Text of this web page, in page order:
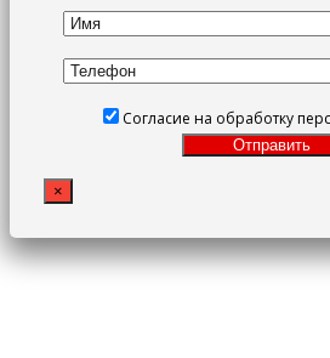
Согласие на обработку
×